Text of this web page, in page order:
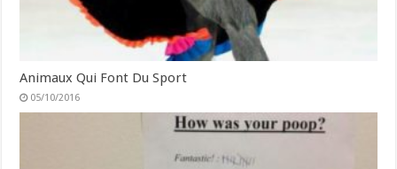
Animaux Qui Font Du Sport
05/10/2016